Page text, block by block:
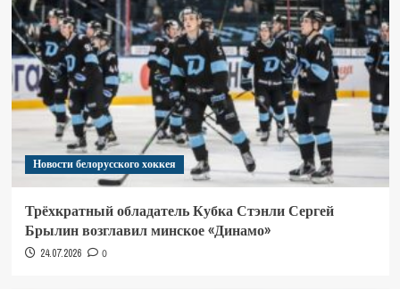
Новости белорусского хоккея
Трёхкратный обладатель Кубка Стэнли Сергей
Брылин возглавил минское «Динамо»
24.07.2026 0